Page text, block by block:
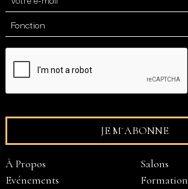
À Propos
Evénements
Salons
Formation